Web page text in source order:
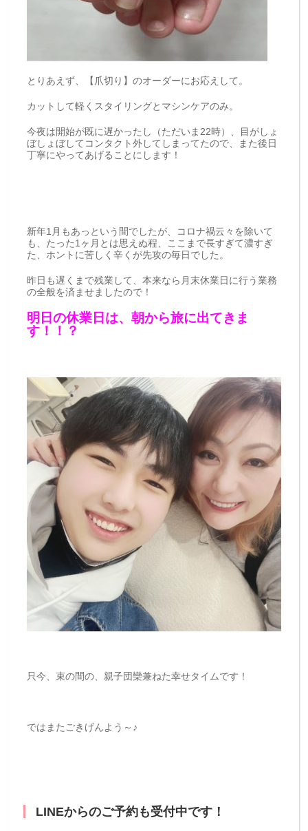
とりあえず、【爪切り】のオーダーにお応えして。
カットして軽くスタイリングとマシンケアのみ。
今夜は開始が既に遅かったし（ただいま22時）、目がしょ
ぼしょぼしてコンタクト外してしまってたので、また後日
丁寧にやってあげることにします！
新年1月もあっという間でしたが、コロナ禍云々を除いて
も、たった1ヶ月とは思えぬ程、ここまで長すぎて濃すぎ
た、ホントに苦しく辛くが先攻の毎日でした。
昨日も遅くまで残業して、本来なら月末休業日に行う業務
の全般を済ませましたので！
明日の休業日は、朝から旅に出てきま
す！！？
只今、束の間の、親子団欒兼ねた幸せタイムです！
ではまたごきげんよう～♪
LINEからのご予約も受付中です！